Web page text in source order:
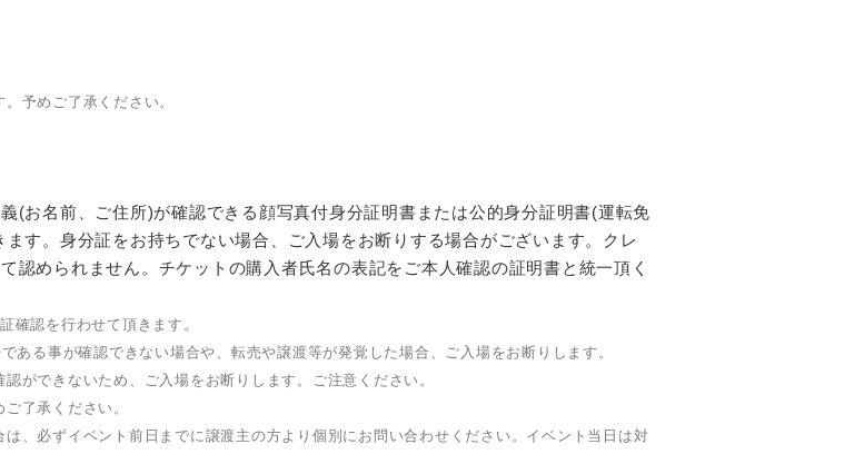
予めご了承ください。
(お名前、ご住所)が確認できる顔写真付身分証明書または公的身分証明書(運転免
す。身分証をお持ちでない場合、ご入場をお断りする場合がございます。クレ
認められません。チケットの購入者氏名の表記をご本人確認の証明書と統一頂く
確認を行わせて頂きます。
る事が確認できない場合や、転売や譲渡等が発覚した場合、ご入場をお断りします。
ができないため、ご入場をお断りします。ご注意ください。
了承ください。
、必ずイベント前日までに譲渡主の方より個別にお問い合わせください。イベント当日は対